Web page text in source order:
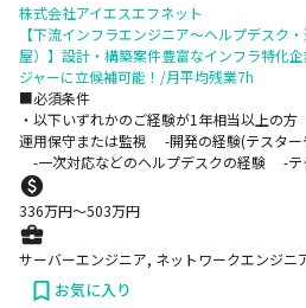
株式会社アイエスエフネット
【下流インフラエンジニア～ヘルプデスク
屋）】設計・構築案件豊富なインフラ特化
ジャーに立候補可能！/月平均残業7h
■必須条件
・以下いずれかのご経験が1年相当以上の
運用保守または監視 -開発の経験(テスター
-一次対応などのヘルプデスクの経験 -テ
336万円〜503万円
サーバーエンジニア, ネットワークエンジニ
お気に入り